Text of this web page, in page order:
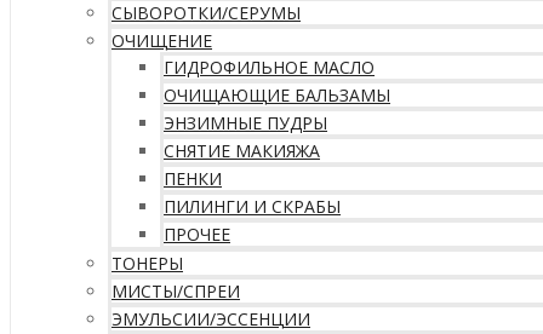
СЫВОРОТКИ/СЕРУМЫ
ОЧИЩЕНИЕ
ГИДРОФИЛЬНОЕ МАСЛО
ОЧИЩАЮЩИЕ БАЛЬЗАМЫ
ЭНЗИМНЫЕ ПУДРЫ
СНЯТИЕ МАКИЯЖА
ПЕНКИ
ПИЛИНГИ И СКРАБЫ
ПРОЧЕЕ
ТОНЕРЫ
МИСТЫ/СПРЕИ
ЭМУЛЬСИИ/ЭССЕНЦИИ